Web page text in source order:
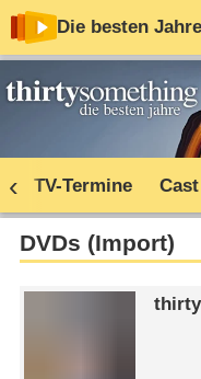
Die besten Jahre
TV-Termine Cast
DVDs (Import)